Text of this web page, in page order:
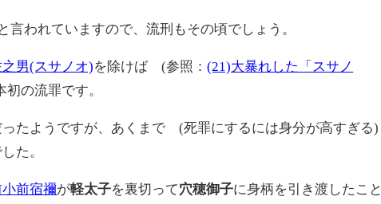
言われていますので、流刑もその頃でしょう。
男(スサノオ)を除けば (参照：(21)大暴れした「スサノ
の流罪です。
たようですが、あくまで (死罪にするには身分が高すぎる)
た。
小前宿禰が軽太子を裏切って穴穂御子に身柄を引き渡したこと